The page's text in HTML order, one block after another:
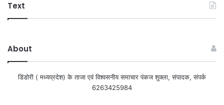
Text
About
डिंडोरी ( मध्यप्रदेश) के ताजा एवं विश्वसनीय समाचार पंकज शुक्ला, संपादक, संपर्क
6263425984